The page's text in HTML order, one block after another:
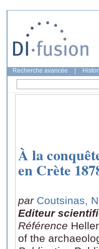
Recherche avancée
À la
en Crète
par Coutsinas,
Editeur
Référence
of the